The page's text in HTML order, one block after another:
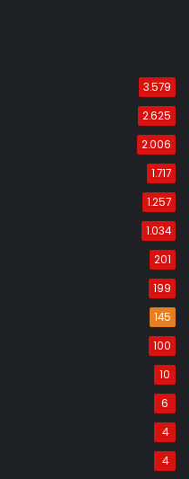
3.579
2.625
2.006
1.717
1.257
1.034
201
199
145
100
10
6
4
4